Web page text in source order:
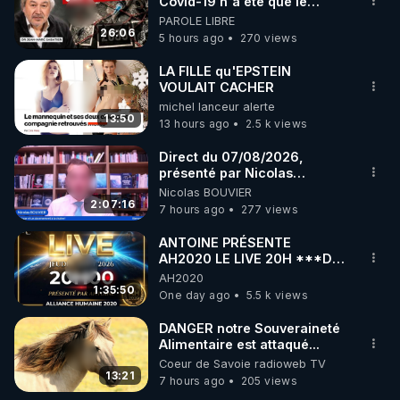
Rendez-vous sur http://rgnr.li/lechoubrave
code : REGENERE10
▶ 30 jours gratuit sur l’application de méditation et
de bien-être ENVOL :
Rendez-vous sur https://www.envol.app/code
le code : REGENERE
26:06
début - L'ARN messager
jusqu où ira-t-il ?
PAROLE LIBRE
5 hours ago
270 views
13:50
LA FILLE qu'EPSTEIN
VOULAIT CACHER
michel lanceur alerte
13 hours ago
2.5 k views
2:07:16
Direct du 07/08/2026,
présenté par Nicolas
BOUVIER
Nicolas BOUVIER
7 hours ago
277 views
1:35:50
ANTOINE PRÉSENTE
AH2020 LE LIVE 20H ***DU
06/08/2026***
AH2020
One day ago
5.5 k views
13:21
DANGER notre Souveraineté
Alimentaire est attaqué...
Coeur de Savoie radioweb TV
7 hours ago
205 views